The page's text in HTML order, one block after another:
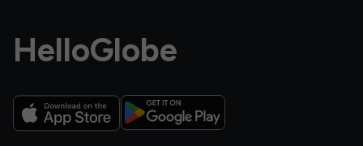
HelloGlobe